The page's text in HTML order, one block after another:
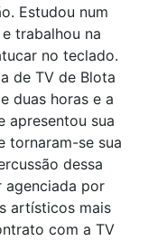
Estudou num
trabalhou na
no teclado.
de TV de Blota
duas horas e a
apresentou sua
tornaram-se sua
dessa
agenciada por
artísticos mais
com a TV